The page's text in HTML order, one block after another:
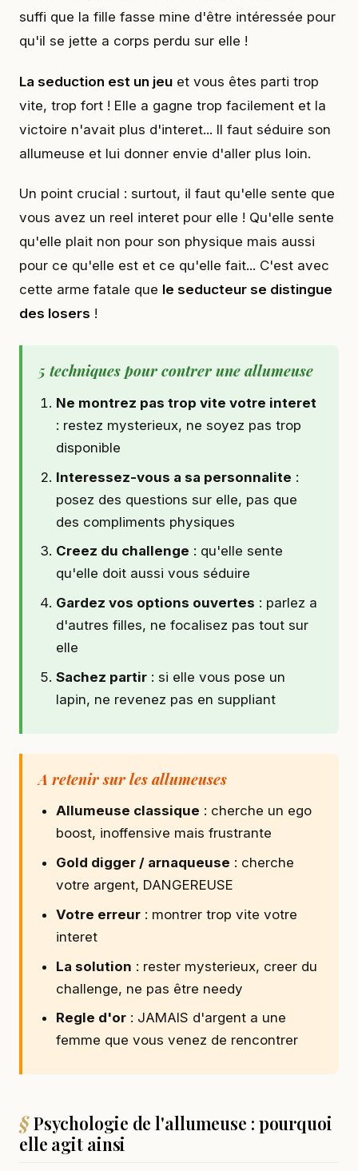
suffi que la fille fasse mine d'être intéressée pour
qu'il se jette a corps perdu sur elle !
La seduction est un jeu et vous êtes parti trop
vite, trop fort ! Elle a gagne trop facilement et la
victoire n'avait plus d'interet... Il faut séduire son
allumeuse et lui donner envie d'aller plus loin.
Un point crucial : surtout, il faut qu'elle sente que
vous avez un reel interet pour elle ! Qu'elle sente
qu'elle plait non pour son physique mais aussi
pour ce qu'elle est et ce qu'elle fait... C'est avec
cette arme fatale que le seducteur se distingue
des losers !
5 techniques pour contrer une allumeuse
Ne montrez pas trop vite votre interet
: restez mysterieux, ne soyez pas trop
disponible
Interessez-vous a sa personnalite :
posez des questions sur elle, pas que
des compliments physiques
Creez du challenge : qu'elle sente
qu'elle doit aussi vous séduire
Gardez vos options ouvertes : parlez a
d'autres filles, ne focalisez pas tout sur
elle
Sachez partir : si elle vous pose un
lapin, ne revenez pas en suppliant
A retenir sur les allumeuses
Allumeuse classique : cherche un ego
boost, inoffensive mais frustrante
Gold digger / arnaqueuse : cherche
votre argent, DANGEREUSE
Votre erreur : montrer trop vite votre
interet
La solution : rester mysterieux, creer du
challenge, ne pas être needy
Regle d'or : JAMAIS d'argent a une
femme que vous venez de rencontrer
Psychologie de l'allumeuse : pourquoi
elle agit ainsi